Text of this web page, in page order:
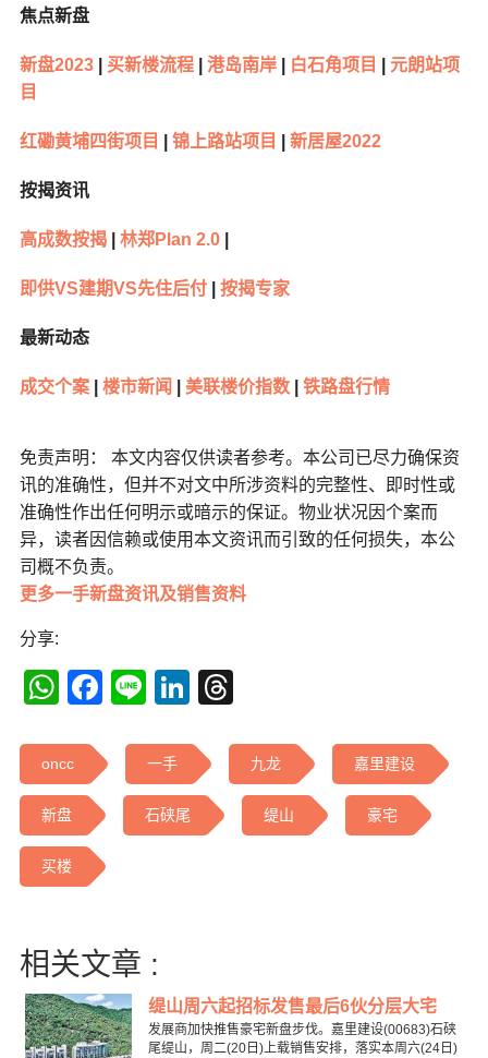
焦点新盘
新盘2023| 买新楼流程| 港岛南岸| 白石角项目
元朗站项
目
红磡黄埔四街项目 锦上路站项目 新居屋2022
按揭资讯
高成数按揭| 林郑Plan 2.0|
即供VS建期VS先住后付| 按揭专家
最新动态
成交个案| 楼市新闻 美联楼价指数| 铁路盘行情
免责声明： 本文内容仅供读者参考。本公司已尽力确保资
讯的准确性，但并不对文中所涉资料的完整性、即时性或
准确性作出任何明示或暗示的保证。物业状况因个案而
异，读者因信赖或使用本文资讯而引致的任何损失，本公
司概不负责。
更多一手新盘资讯及销售资料
分享:
WhatsApp
Facebook
LineLinkedIn
oncc 一手 九龙 嘉里建设
新盘 石硖尾 缇山 豪宅
买楼
相关文章 :
缇山周六起招标发售最后6伙分层大宅
发展商加快推售豪宅新盘步伐。嘉里建设(00683)石硖
尾缇山，周二(20日)上载销售安排，落实本周六(24日)